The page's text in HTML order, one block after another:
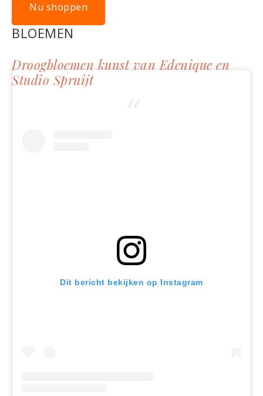
Nu shoppen
BLOEMEN
Droogbloemen kunst van Edenique en
Studio Spruijt
Dit bericht bekijken op Instagram